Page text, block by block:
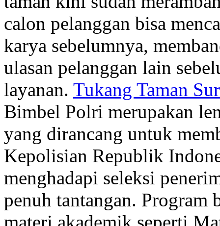
calon pelanggan bisa
karya sebelumnya,
ulasan pelanggan lain
layanan. Tukang Taman
Bimbel Polri merupakan
yang dirancang untuk
Kepolisian Republik
menghadapi seleksi
penuh tantangan.